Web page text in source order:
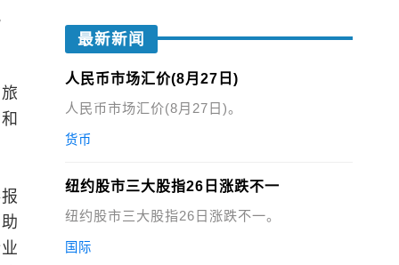
最新新闻
人民币市场汇价(8月27日)
人民币市场汇价(8月27日)。
货币
纽约股市三大股指26日涨跌不一
纽约股市三大股指26日涨跌不一。
国际